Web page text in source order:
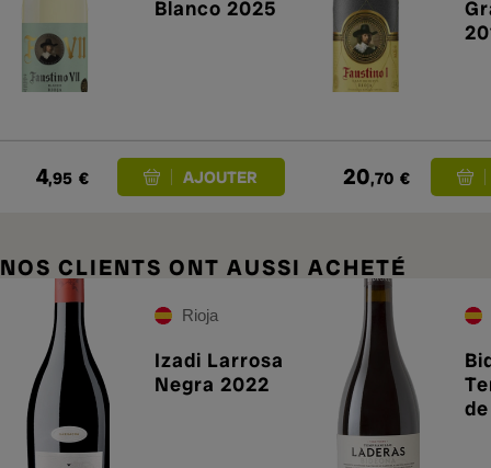
Blanco 2025
4,95 € 20,70 €
NOS CLIENTS ONT AUSSI ACHETÉ
Rioja
Izadi Larrosa
Negra 2022